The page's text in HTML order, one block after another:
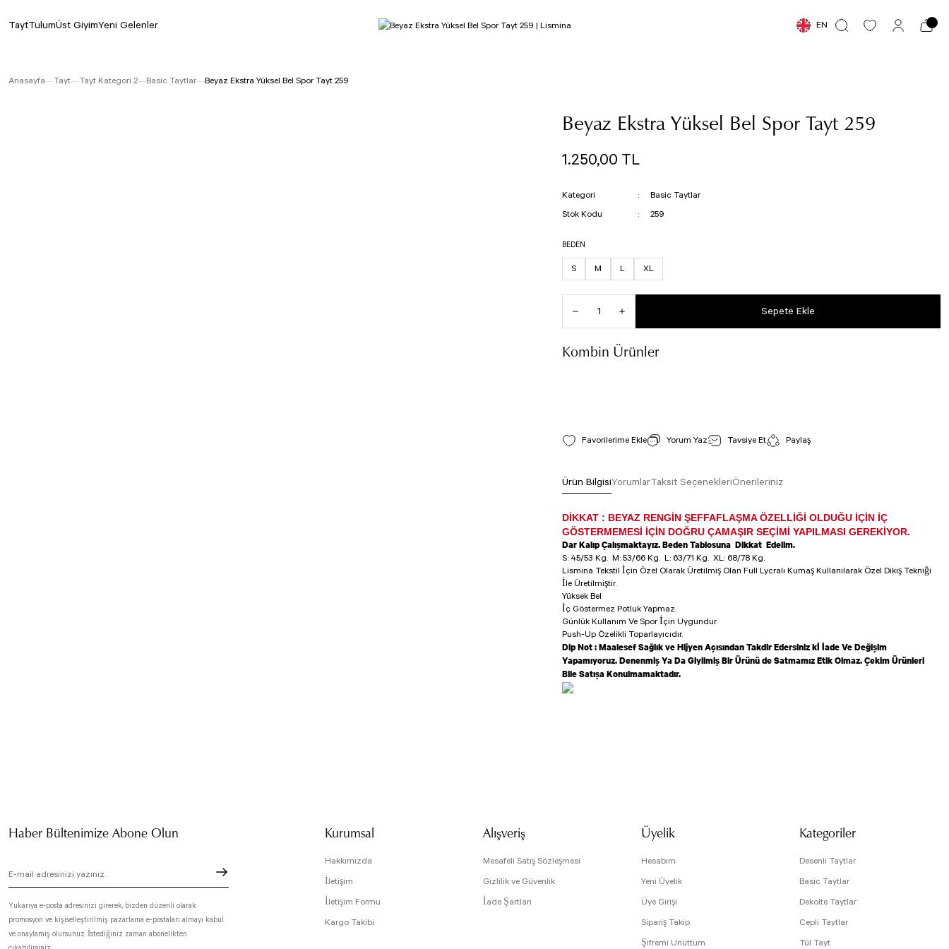
TaytTulumÜst GiyimYeni Gelenler EN
Anasayfa Tayt Tayt Kategori 2 Basic Taytlar Beyaz Ekstra Yüksel Bel Spor Tayt 259
Beyaz Ekstra Yüksel Bel Spor Tayt 259
1.250,00 TL
Kategori
Basic Taytlar
Stok Kodu
259
BEDEN
S M L XL
Sepete Ekle
Kombin Ürünler
Stok Kodu : 236
Yorum Yaz Tavsiye Et Paylaş
Ürün BilgisiYorumlarTaksit SeçenekleriÖnerileriniz
DİKKAT : BEYAZ RENGİN ŞEFFAFLAŞMA ÖZELLİĞİ OLDUĞU İÇİN İÇ
GÖSTERMEMESİ İÇİN DOĞRU ÇAMAŞIR SEÇİMİ YAPILMASI GEREKİYOR.
Dar Kalıp Çalışmaktayız. Beden Tablosuna Dikkat Edelim.
S: 45/53 Kg. M: 53/66 Kg. L: 63/71 Kg. XL: 68/78 Kg.
Lismina Tekstil İçin Özel Olarak Üretilmiş Olan Full Lycralı Kumaş Kullanılarak Özel Dikiş Tekniği
İle Üretilmiştir.
Yüksek Bel
İç Göstermez Potluk Yapmaz.
Günlük Kullanım Ve Spor İçin Uygundur.
Push-Up Özelikli Toparlayıcıdır.
Dip Not : Maalesef Sağlık ve Hijyen Açısından Takdir Edersiniz kİ İade Ve Değişim
Yapamıyoruz. Denenmiş Ya Da Giyilmiş Bir Ürünü de Satmamız Etik Olmaz. Çekim Ürünleri
Bile Satışa Konulmamaktadır.
Ürün bilgilerinde hatalar bulunuyor.
Ürün fiyatı diğer sitelerden daha pahalı.
Bu ürüne benzer farklı alternatifler olmalı.
Haber Bültenimize Abone Olun
Yukarıya e-posta adresinizi girerek, bizden düzenli olarak
promosyon ve kişiselleştirilmiş pazarlama e-postaları almayı kabul
ve onaylamış olursunuz. İstediğiniz zaman abonelikten
Kurumsal
Hakkımızda
İletişim
İletişim Formu
Kargo Takibi
Alışveriş
Mesafeli Satış Sözleşmesi
Gizlilik ve Güvenlik
İade Şartları
Üyelik
Hesabım
Yeni Üyelik
Üye Girişi
Sipariş Takip
Şifremi Unuttum
Kategoriler
Desenli Taytlar
Basic Taytlar
Dekolte Taytlar
Cepli Taytlar
Tül Tayt